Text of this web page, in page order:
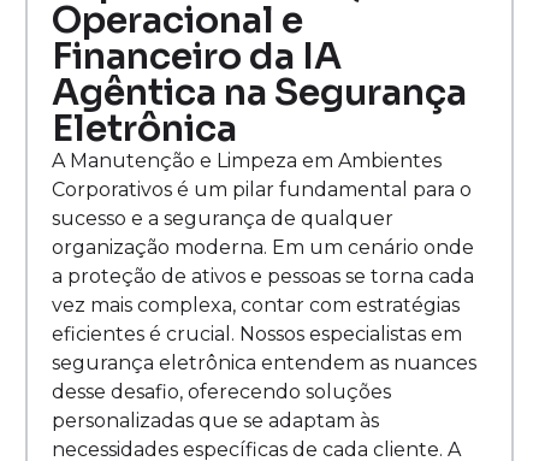
Operacional e
Financeiro da IA
Agêntica na Segurança
Eletrônica
A Manutenção e Limpeza em Ambientes
Corporativos é um pilar fundamental para o
sucesso e a segurança de qualquer
organização moderna. Em um cenário onde
a proteção de ativos e pessoas se torna cada
vez mais complexa, contar com estratégias
eficientes é crucial. Nossos especialistas em
segurança eletrônica entendem as nuances
desse desafio, oferecendo soluções
personalizadas que se adaptam às
necessidades específicas de cada cliente. A